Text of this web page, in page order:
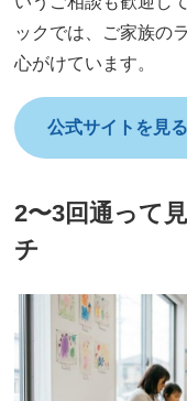
ックでは、ご家族の
心がけています。
公式サイトを見る
2〜3回通って
チ